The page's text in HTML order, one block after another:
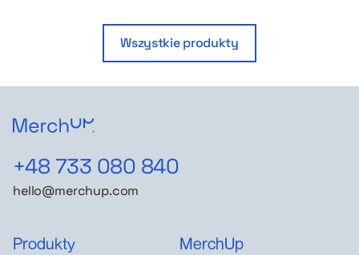
Wszystkie produkty
+48 733 080 840
hello@merchup.com
Produkty MerchUp